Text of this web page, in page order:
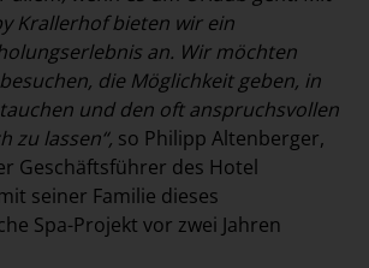
Krallerhof bieten wir ein
an. Wir möchten
die Möglichkeit geben, in
und den oft anspruchsvollen
zu lassen“, so Philipp Altenberger,
Geschäftsführer des Hotel
seiner Familie dieses
Spa-Projekt vor zwei Jahren